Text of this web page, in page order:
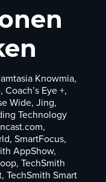
Knowmia,
Coach’s Eye +,
Wide, Jing,
Technology
SmartFocus,
AppShow,
TechSmith
TechSmith Smart